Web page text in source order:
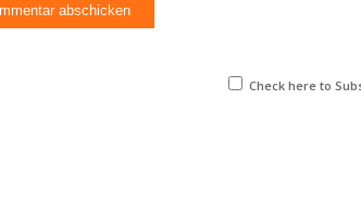
Check here to